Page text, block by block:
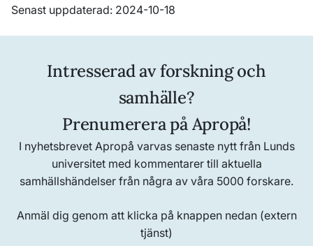
Senast uppdaterad: 2024-10-18
Intresserad av forskning och
samhälle?
Prenumerera på Apropå!
I nyhetsbrevet Apropå varvas senaste nytt från Lunds
universitet med kommentarer till aktuella
samhällshändelser från några av våra 5000 forskare.
Anmäl dig genom att klicka på knappen nedan (extern
tjänst)